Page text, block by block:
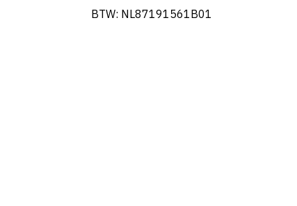
BTW: NL87191561B01